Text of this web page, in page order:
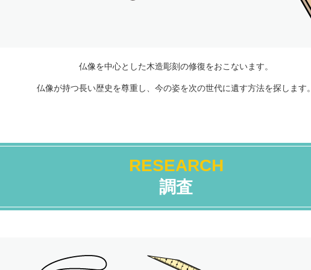
仏像を中心とした木造彫刻の修復をおこないます。
仏像が持つ長い歴史を尊重し、今の姿を次の世代に遺す方法を探します
RESEARCH
調査